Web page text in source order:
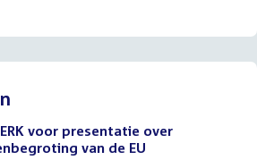
voor presentatie over
van de EU